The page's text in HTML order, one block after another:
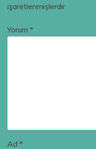
işaretlenmişlerdir
Yorum *
Ad *